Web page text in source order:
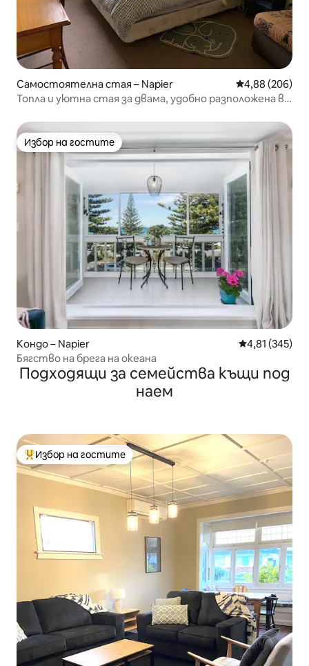
Самостоятелна стая – Napier Средна
4,88 (206)
Топла и уютна стая за двама, удобно разположена в
Избор на гостите
Избор на гостите
Кондо – Napier Средна
4,81 (345)
Бягство на брега на океана
Подходящи за семейства къщи под
наем
Най-популярен избор на гостите
Избор на гостите